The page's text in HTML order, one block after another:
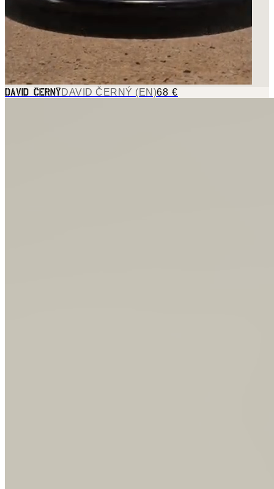
DAVID ČERNÝ DAVID ČERNÝ (EN)68 €